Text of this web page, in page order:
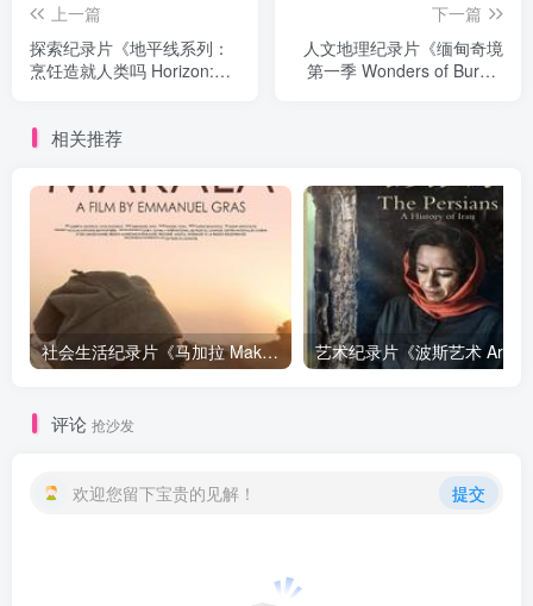
上一篇
探索纪录片《地平线系列：
烹饪造就人类吗 Horizon:
下一篇
人文地理纪录片《缅甸奇境
第一季 Wonders of Burma
相关推荐
社会生活纪录片《马加拉 Makala》下载
评论 抢沙发
欢迎您留下宝贵的见解！ 提交